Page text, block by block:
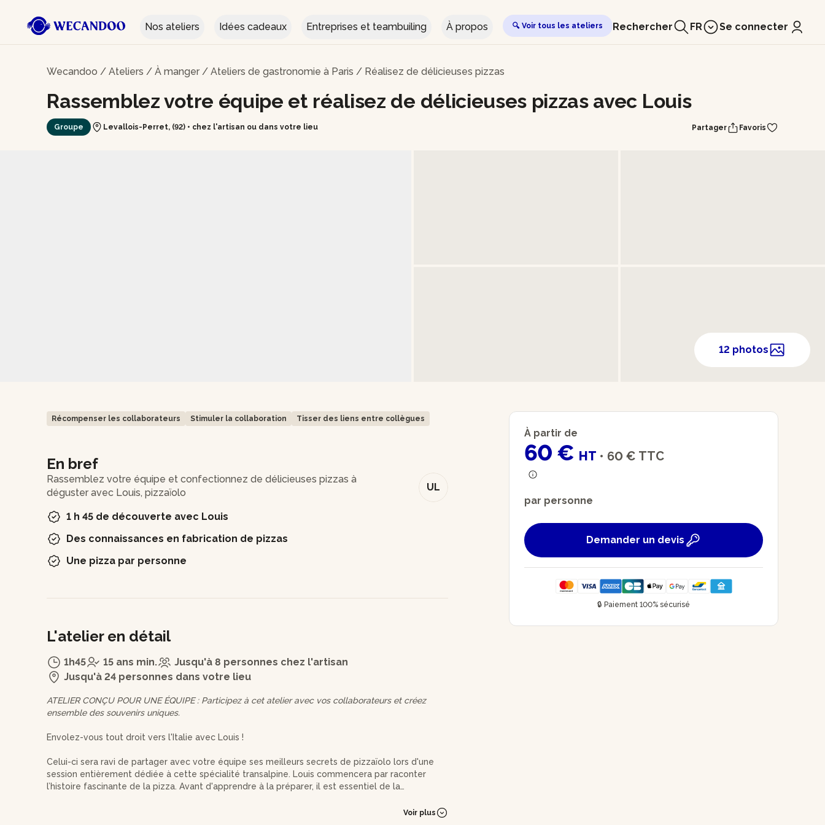
Nos ateliers Idées cadeaux Entreprises et teambuiling À propos 🔍 Voir tous les ateliers Rechercher FR Se connecter
Wecandoo / Ateliers / À manger / Ateliers de gastronomie à Paris / Réalisez de délicieuses pizzas
Rassemblez votre équipe et réalisez de délicieuses pizzas avec Louis
Groupe Levallois-Perret, (92) • chez l'artisan ou dans votre lieu Partager Favoris
12 photos
Récompenser les collaborateurs Stimuler la collaboration Tisser des liens entre collègues
En bref
UL
Rassemblez votre équipe et confectionnez de délicieuses pizzas à
déguster avec Louis, pizzaïolo
1 h 45 de découverte avec Louis
Des connaissances en fabrication de pizzas
Une pizza par personne
L'atelier en détail
1h45 15 ans min.
Jusqu'à 8 personnes chez l'artisan
Jusqu'à 24 personnes dans votre lieu
ATELIER CONÇU POUR UNE ÉQUIPE : Participez à cet atelier avec vos collaborateurs et créez
ensemble des souvenirs uniques.
Envolez-vous tout droit vers l'Italie avec Louis !
Celui-ci sera ravi de partager avec votre équipe ses meilleurs secrets de pizzaïolo lors d'une
session entièrement dédiée à cette spécialité transalpine. Louis commencera par raconter
l’histoire fascinante de la pizza. Avant d'apprendre à la préparer, il est essentiel de la
Voir plus
À partir de
60 € HT • 60 € TTC
par personne
Demander un devis
🔒 Paiement 100% sécurisé